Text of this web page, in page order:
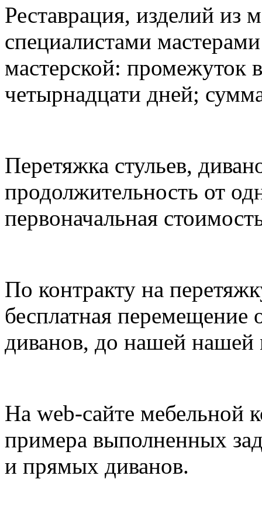
Реставрация, изделий из
специалистами
мастерской: промежуток
четырнадцати дней;
Перетяжка стульев,
продолжительность от
первоначальная
По контракту на
бесплатная перемещение
диванов, до нашей нашей
На web-сайте мебельной
примера выполненных
и прямых диванов.